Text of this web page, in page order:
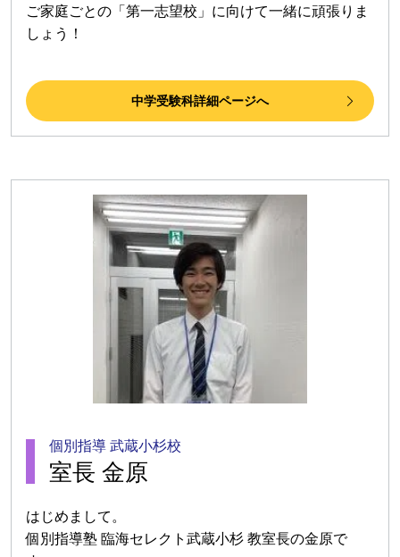
ご家庭ごとの「第一志望校」に向けて一緒に頑張りま
しょう！
中学受験科詳細ページへ
個別指導 武蔵小杉校
室長 金原
はじめまして。
個別指導塾 臨海セレクト武蔵小杉 教室長の金原で